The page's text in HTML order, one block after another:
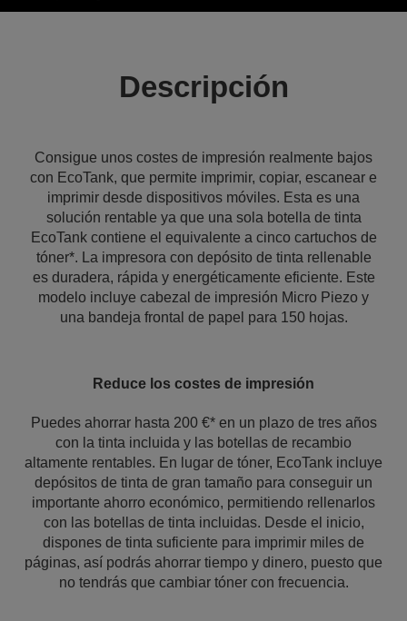
Descripción
Consigue unos costes de impresión realmente bajos
con EcoTank, que permite imprimir, copiar, escanear e
imprimir desde dispositivos móviles. Esta es una
solución rentable ya que una sola botella de tinta
EcoTank contiene el equivalente a cinco cartuchos de
tóner*. La impresora con depósito de tinta rellenable
es duradera, rápida y energéticamente eficiente. Este
modelo incluye cabezal de impresión Micro Piezo y
una bandeja frontal de papel para 150 hojas.
Reduce los costes de impresión
Puedes ahorrar hasta 200 €* en un plazo de tres años
con la tinta incluida y las botellas de recambio
altamente rentables. En lugar de tóner, EcoTank incluye
depósitos de tinta de gran tamaño para conseguir un
importante ahorro económico, permitiendo rellenarlos
con las botellas de tinta incluidas. Desde el inicio,
dispones de tinta suficiente para imprimir miles de
páginas, así podrás ahorrar tiempo y dinero, puesto que
no tendrás que cambiar tóner con frecuencia.